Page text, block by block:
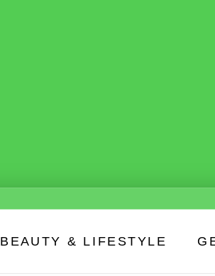
BEAUTY & LIFESTYLE